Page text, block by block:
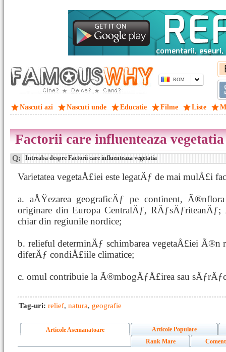
ROM
Nascuti azi Nascuti unde Educatie Filme Liste
Factorii care influenteaza vegetatia
Q: Intreaba despre Factorii care influenteaza vegetatia
Varietatea vegetaÅ£iei este legatÄƒ de mai mulÅ£i
a. aÅŸezarea geograficÄƒ pe continent,
originare din Europa CentralÄƒ, RÄƒsÄƒriteanÄƒ;
chiar din regiunile nordice;
b. relieful determinÄƒ schimbarea vegetaÅ£iei Ã®n
diferÄƒ condiÅ£iile climatice;
c. omul contribuie la Ã®mbogÄƒÅ£irea sau
Tag-uri: relief, natura, geografie
Articole Asemanatoare
Articole Populare
Rank Mare